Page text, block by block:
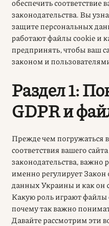
обеспечить соответствие
законодательства. Вы
защите персональных
работают файлы cookie и
предпринять, чтобы ваш
законом и
Раздел 1:
GDPR и
Прежде чем погружаться
соответствия вашего
законодательства, важно
именно регулируетЗакон
данных Украиныи как он
Какую роль играют файлы
почему так важно
Давайте рассмотрим эти